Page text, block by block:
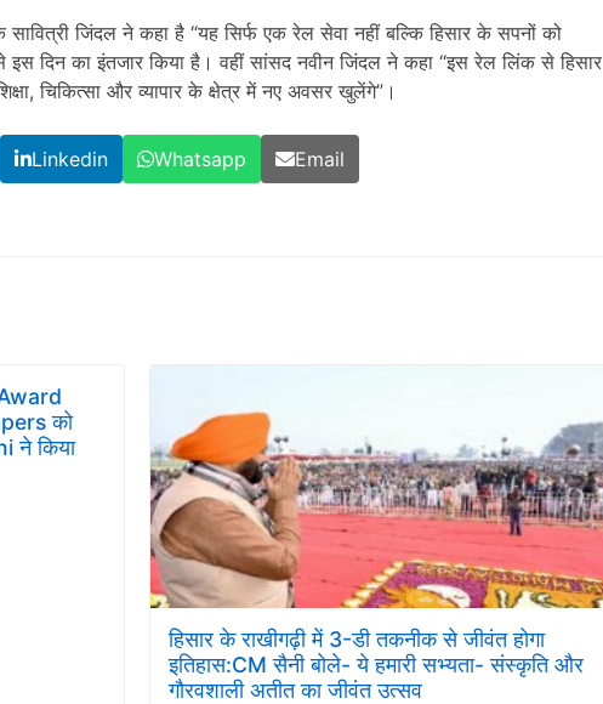
जिंदल ने कहा है “यह सिर्फ एक रेल सेवा नहीं बल्कि हिसार के सपनों को
दिन का इंतजार किया है। वहीं सांसद नवीन जिंदल ने कहा “इस रेल लिंक से हिसार
चिकित्सा और व्यापार के क्षेत्र में नए अवसर खुलेंगे”।
Linkedin Whatsapp Email
को
ने किया
हिसार के राखीगढ़ी में 3-डी तकनीक से जीवंत होगा
इतिहास:CM सैनी बोले- ये हमारी सभ्यता- संस्कृति और
गौरवशाली अतीत का जीवंत उत्सव